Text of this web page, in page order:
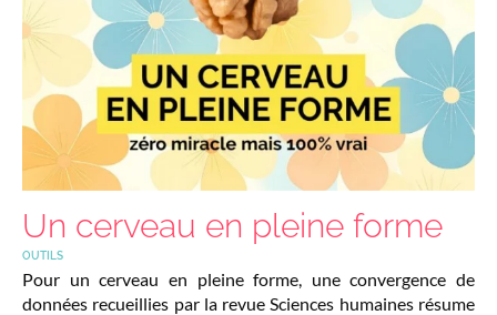
Un cerveau en pleine forme
OUTILS
Pour un cerveau en pleine forme, une convergence de
données recueillies par la revue Sciences humaines résume